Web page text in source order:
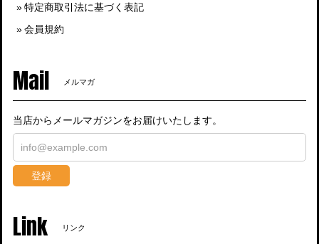
特定商取引法に基づく表記
会員規約
Mail メルマガ
当店からメールマガジンをお届けいたします。
登録
Link リンク